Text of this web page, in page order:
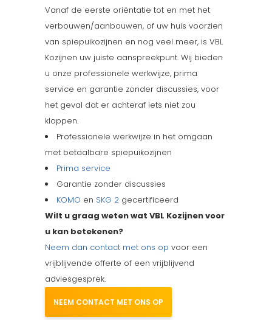
Vanaf de eerste oriëntatie tot en met het
verbouwen/aanbouwen, of uw huis voorzien
van spiepuikozijnen en nog veel meer, is VBL
Kozijnen uw juiste aanspreekpunt. Wij bieden
u onze professionele werkwijze, prima
service en garantie zonder discussies, voor
het geval dat er achteraf iets niet zou
kloppen.
Professionele werkwijze in het omgaan
met betaalbare spiepuikozijnen
Prima service
Garantie zonder discussies
KOMO en SKG 2 gecertificeerd
Wilt u graag weten wat VBL Kozijnen voor
u kan betekenen?
Neem dan contact met ons op voor een
vrijblijvende offerte of een vrijblijvend
adviesgesprek.
NEEM CONTACT MET ONS OP